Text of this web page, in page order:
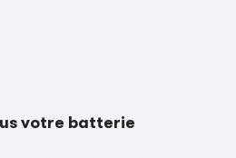
votre batterie